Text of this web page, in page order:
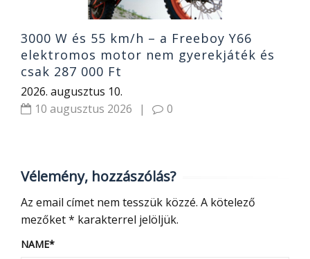
3000 W és 55 km/h – a Freeboy Y66
elektromos motor nem gyerekjáték és
csak 287 000 Ft
2026. augusztus 10.
10 augusztus 2026
| 0
Vélemény, hozzászólás?
Az email címet nem tesszük közzé. A kötelező
mezőket* karakterrel jelöljük.
NAME*